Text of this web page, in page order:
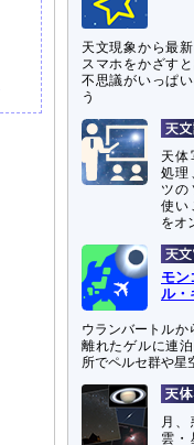
天文現象から最新
スマホをかざすと
不思議がいっぱ
う
天体
処理
ツの
使い
をオ
モン
ル・
ウランバートルか
離れたゲルに連
所でペルセ群や星
月、
雲・